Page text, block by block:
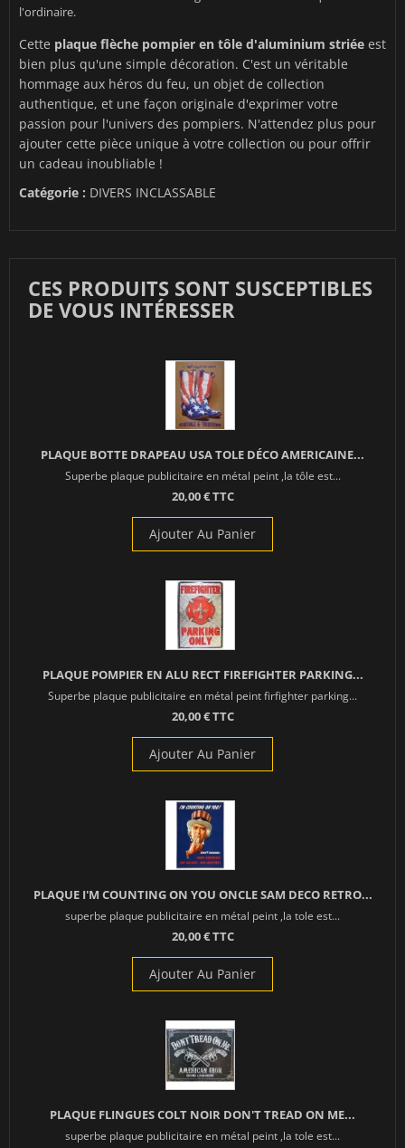
l'ordinaire.
Cette plaque flèche pompier en tôle d'aluminium striée est
bien plus qu'une simple décoration. C'est un véritable
hommage aux héros du feu, un objet de collection
authentique, et une façon originale d'exprimer votre
passion pour l'univers des pompiers. N'attendez plus pour
ajouter cette pièce unique à votre collection ou pour offrir
un cadeau inoubliable !
Catégorie : DIVERS INCLASSABLE
CES PRODUITS SONT SUSCEPTIBLES
DE VOUS INTÉRESSER
PLAQUE BOTTE DRAPEAU USA TOLE DÉCO AMERICAINE...
Superbe plaque publicitaire en métal peint ,la tôle est...
20,00 € TTC
Ajouter Au Panier
PLAQUE POMPIER EN ALU RECT FIREFIGHTER PARKING...
Superbe plaque publicitaire en métal peint firfighter parking...
20,00 € TTC
Ajouter Au Panier
PLAQUE I'M COUNTING ON YOU ONCLE SAM DECO RETRO...
superbe plaque publicitaire en métal peint ,la tole est...
20,00 € TTC
Ajouter Au Panier
PLAQUE FLINGUES COLT NOIR DON'T TREAD ON ME...
superbe plaque publicitaire en métal peint ,la tole est...